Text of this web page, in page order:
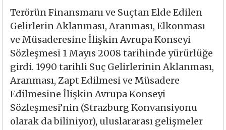
Terörün Finansmanı ve Suçtan Elde Edilen
Gelirlerin Aklanması, Aranması, Elkonması
ve Müsaderesine İlişkin Avrupa Konseyi
Sözleşmesi 1 Mayıs 2008 tarihinde yürürlüğe
girdi. 1990 tarihli Suç Gelirlerinin Aklanması,
Aranması, Zapt Edilmesi ve Müsadere
Edilmesine İlişkin Avrupa Konseyi
Sözleşmesi’nin (Strazburg Konvansiyonu
olarak da biliniyor), uluslararası gelişmeler